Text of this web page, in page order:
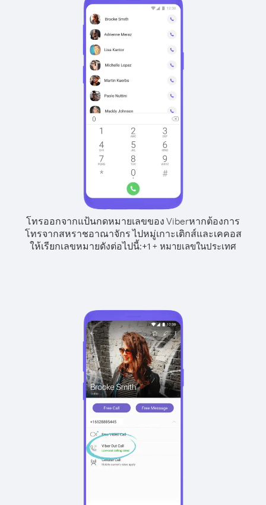
โทรออกจากแป้นกดหมายเลขของ Viberหากต้องการ
โทรจากสหราชอาณาจักร ไปหมู่เกาะเติกส์และเคคอส
ให้เรียกเลขหมายดังต่อไปนี้:+1 + หมายเลขในประเทศ